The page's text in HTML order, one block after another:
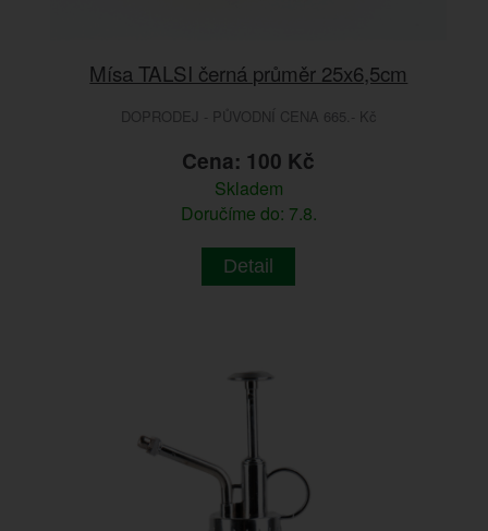
Mísa TALSI černá průměr 25x6,5cm
DOPRODEJ - PŮVODNÍ CENA 665.- Kč
Cena: 100 Kč
Skladem
Doručíme do: 7.8.
Detail